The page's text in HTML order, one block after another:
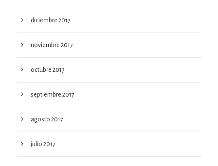
diciembre 2017
noviembre 2017
octubre 2017
septiembre 2017
agosto 2017
julio 2017